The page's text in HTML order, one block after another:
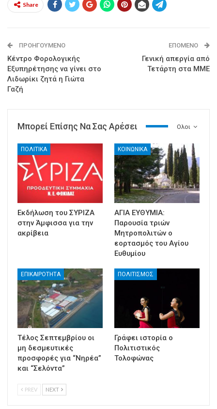
Share
ΠΡΟΗΓΟΎΜΕΝΟ
Κέντρο Φορολογικής
Εξυπηρέτησης να γίνει στο
Λιδωρίκι ζητά η Γιώτα
Γαζή
ΕΠΌΜΕΝΟ
Γενική απεργία από
Τετάρτη στα ΜΜΕ
Ολοι
Μπορεί Επίσης Να Σας Αρέσει
ΠΟΛΙΤΙΚΑ
Εκδήλωση του ΣΥΡΙΖΑ
στην Άμφισσα για την
ακρίβεια
ΚΟΙΝΩΝΙΚΑ
ΑΓΙΑ ΕΥΘΥΜΙΑ:
Παρουσία τριών
Μητροπολιτών ο
εορτασμός του Αγίου
Ευθυμίου
ΕΠΙΚΑΙΡΟΤΗΤΑ
Τέλος Σεπτεμβρίου οι
μη δεσμευτικές
προσφορές για “Νηρέα”
και “Σελόντα”
ΠΟΛΙΤΙΣΜΟΣ
Γράφει ιστορία ο
Πολιτιστικός
Τολοφώνας
PREV NEXT